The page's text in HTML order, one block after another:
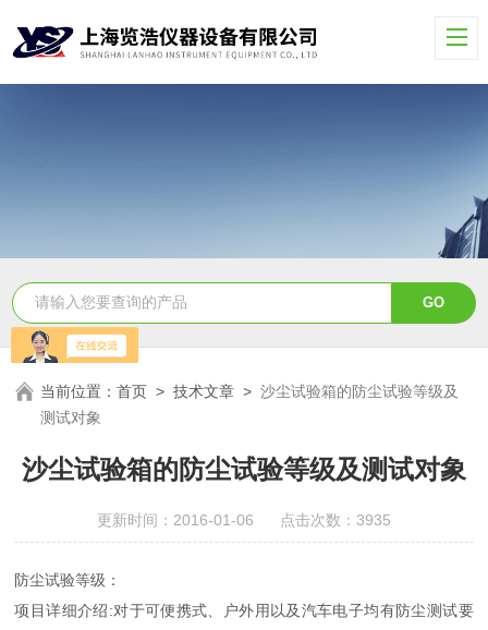
当前位置：首页 >技术文章 >沙尘试验箱的防尘试验等级及
测试对象
沙尘试验箱的防尘试验等级及测试对象
更新时间：2016-01-06 点击次数：3935
防尘试验等级：
项目详细介绍:对于可便携式、户外用以及汽车电子均有防尘测试要